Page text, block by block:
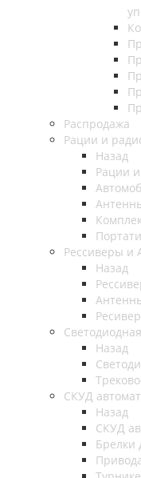
Распродажа
Рации и
Назад
Рации
Рессиверы и
Назад
Назад
СКУД
Назад
СКУД
Брелки